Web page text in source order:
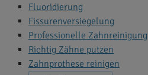
Fluoridierung
Fissurenversiegelung
Professionelle Zahnreinigung
Richtig Zähne putzen
Zahnprothese reinigen